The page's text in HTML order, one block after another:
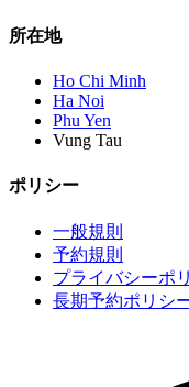
所在地
Ho Chi Minh
Ha Noi
Phu Yen
Vung Tau
ポリシー
一般規則
予約規則
プライバシーポ
長期予約ポリシ